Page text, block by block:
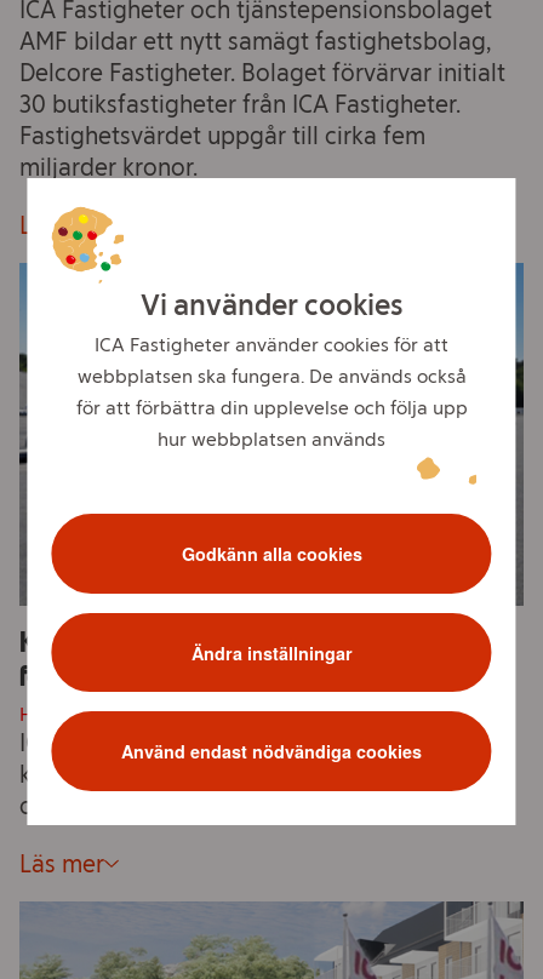
Vi använder cookies
ICA Fastigheter använder cookies för att
webbplatsen ska fungera. De används också
för att förbättra din upplevelse och följa upp
hur webbplatsen används
Godkänn alla cookies
Ändra inställningar
Använd endast nödvändiga cookies
ICA Fastigheter och tjänstepensionsbolaget
AMF bildar ett nytt samägt fastighetsbolag,
Delcore Fastigheter. Bolaget förvärvar initialt
30 butiksfastigheter från ICA Fastigheter.
Fastighetsvärdet uppgår till cirka fem
miljarder kronor.
Läs mer
Klimat- och sårbarhetsanalyser av 15
fastigheter
HÅLLBARHET:
ICA Fastigheter jobbar proaktivt mot
klimathot på våra fastigheter genom klimat-
och sårbarhetsanalyser.
Läs mer